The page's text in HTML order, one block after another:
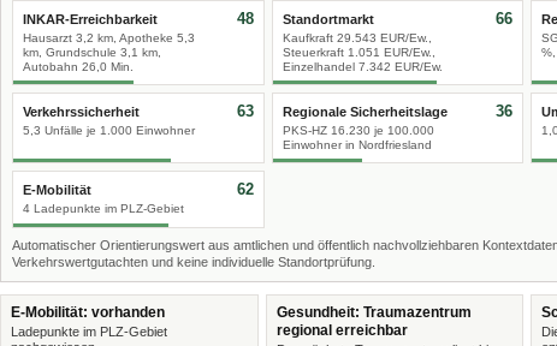
INKAR-Erreichbarkeit
Hausarzt 3,2 km, Apotheke 5,3
km, Grundschule 3,1 km,
Autobahn 26,0 Min.
48 Standortmarkt
Kaufkraft 29.543 EUR/Ew.,
Steuerkraft 1.051 EUR/Ew.,
Einzelhandel 7.342 EUR/Ew.
66
Verkehrssicherheit
5,3 Unfälle je 1.000 Einwohner
63 Regionale Sicherheitslage
PKS-HZ 16.230 je 100.000
Einwohner in Nordfriesland
36
E-Mobilität
4 Ladepunkte im PLZ-Gebiet
62
Automatischer Orientierungswert aus amtlichen und öffentlich nachvollziehbaren
Verkehrswertgutachten und keine individuelle Standortprüfung.
E-Mobilität: vorhanden
Ladepunkte im PLZ-Gebiet
Gesundheit: Traumazentrum
regional erreichbar